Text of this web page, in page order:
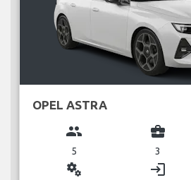
OPEL ASTRA
group
5
business_center
3
miscellaneous_services login